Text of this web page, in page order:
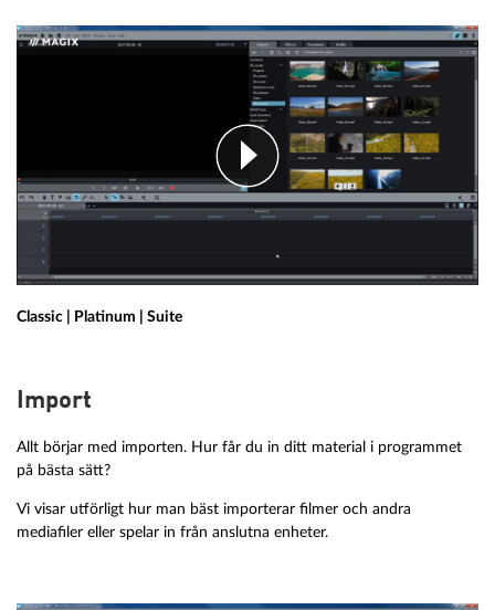
Classic | Platinum | Suite
Import
Allt börjar med importen. Hur får du in ditt material i programmet
på bästa sätt?
Vi visar utförligt hur man bäst importerar filmer och andra
mediafiler eller spelar in från anslutna enheter.